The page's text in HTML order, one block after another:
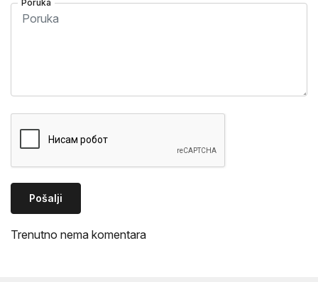
Poruka
Pošalji
Trenutno nema komentara